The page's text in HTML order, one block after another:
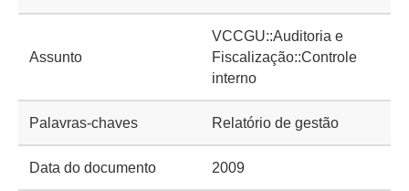
Assunto
VCCGU::Auditoria e
Fiscalização::Controle
interno
Palavras-chaves Relatório de gestão
Data do documento 2009